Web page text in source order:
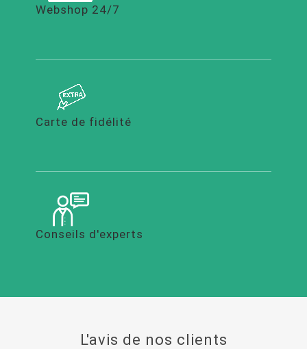
Webshop 24/7
Carte de fidélité
Conseils d'experts
L'avis de nos clients